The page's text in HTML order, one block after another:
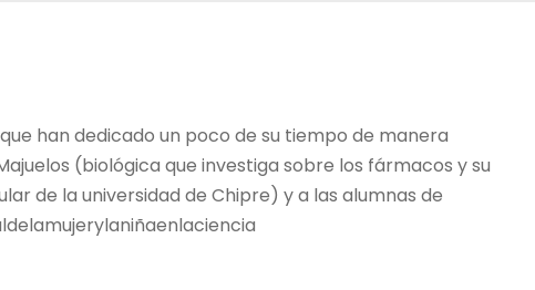
han dedicado un poco de su tiempo de manera
(biológica que investiga sobre los fármacos y su
de la universidad de Chipre) y a las alumnas de